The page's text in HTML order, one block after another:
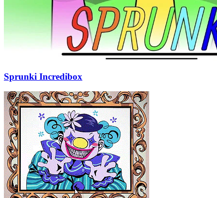
Sprunki Incredibox